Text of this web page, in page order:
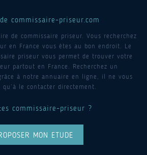
commissaire-priseur.com
de commissaire priseur. Vous recherchez
en France vous êtes au bon endroit. Le
priseur vous permet de trouver votre
partout en France. Recherchez un
à notre annuaire en ligne, il ne vous
qu’à le contacter directement.
commissaire-priseur ?
MON ETUDE